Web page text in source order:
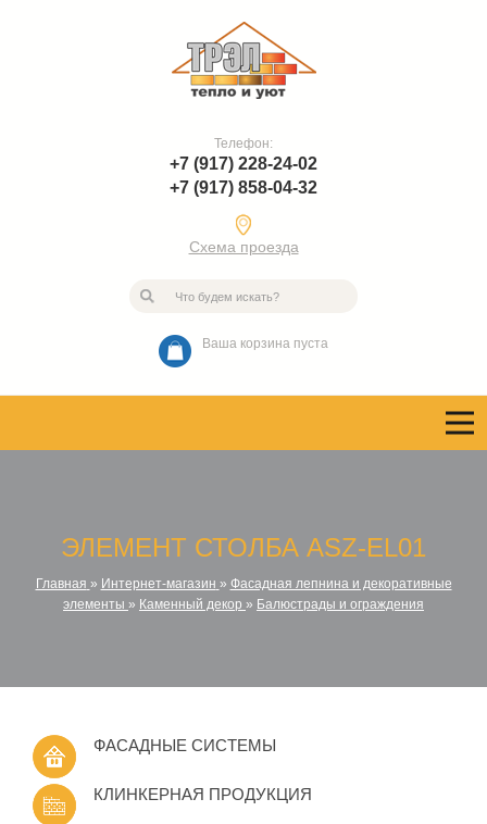
Телефон:
+7 (917) 228-24-02
+7 (917) 858-04-32
Схема проезда
Ваша корзина пуста
ЭЛЕМЕНТ СТОЛБА ASZ-EL01
Главная » Интернет-магазин » Фасадная лепнина и декоративные
элементы » Каменный декор » Балюстрады и ограждения
ФАСАДНЫЕ СИСТЕМЫ
КЛИНКЕРНАЯ ПРОДУКЦИЯ